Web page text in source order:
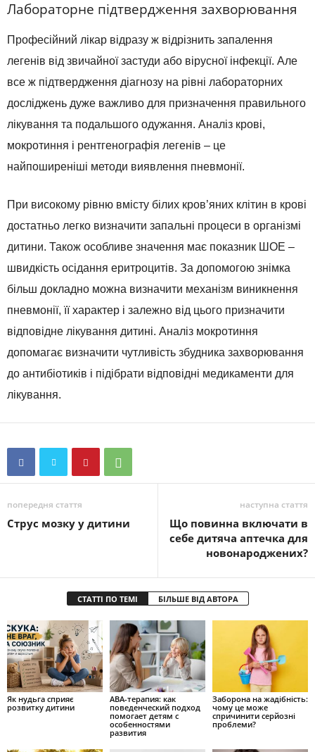
Лабораторне підтвердження захворювання
Професійний лікар відразу ж відрізнить запалення
легенів від звичайної застуди або вірусної інфекції. Але
все ж підтвердження діагнозу на рівні лабораторних
досліджень дуже важливо для призначення правильного
лікування та подальшого одужання. Аналіз крові,
мокротиння і рентгенографія легенів – це
найпоширеніші методи виявлення пневмонії.
При високому рівню вмісту білих кров’яних клітин в крові
достатньо легко визначити запальні процеси в організмі
дитини. Також особливе значення має показник ШОЕ –
швидкість осідання еритроцитів. За допомогою знімка
більш докладно можна визначити механізм виникнення
пневмонії, її характер і залежно від цього призначити
відповідне лікування дитині. Аналіз мокротиння
допомагає визначити чутливість збудника захворювання
до антибіотиків і підібрати відповідні медикаменти для
лікування.
попередня стаття
Струс мозку у дитини
наступна стаття
Що повинна включати в
себе дитяча аптечка для
новонароджених?
СТАТТІ ПО ТЕМІ БІЛЬШЕ ВІД АВТОРА
Як нудьга сприяє
розвитку дитини
ABA-терапия: как
поведенческий подход
помогает детям с
особенностями
развития
Заборона на жадібність:
чому це може
спричинити серйозні
проблеми?